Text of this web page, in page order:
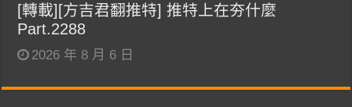
[轉載][方吉君翻推特] 推特上在夯什麼
Part.2288
2026 年 8 月 6 日